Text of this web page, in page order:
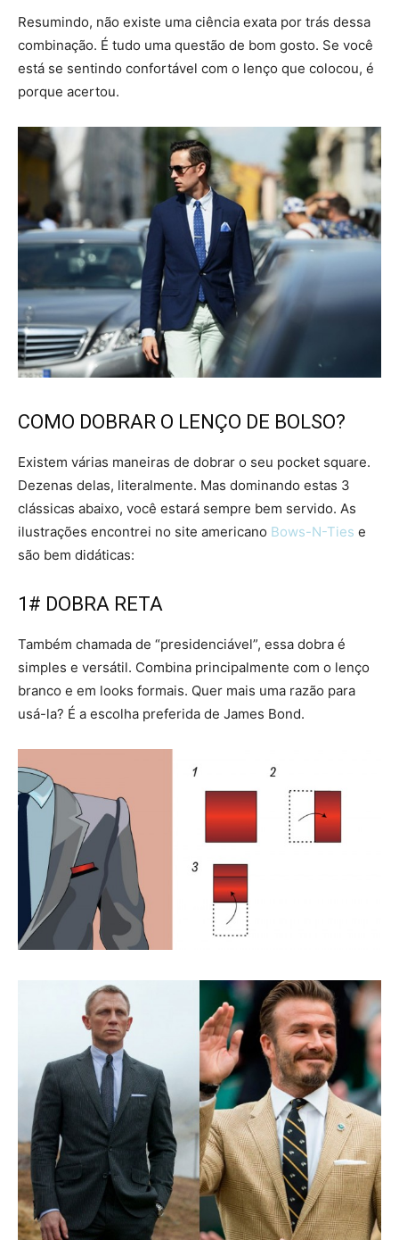
Resumindo, não existe uma ciência exata por trás dessa
combinação. É tudo uma questão de bom gosto. Se você
está se sentindo confortável com o lenço que colocou, é
porque acertou.
COMO DOBRAR O LENÇO DE BOLSO?
Existem várias maneiras de dobrar o seu pocket square.
Dezenas delas, literalmente. Mas dominando estas 3
clássicas abaixo, você estará sempre bem servido. As
ilustrações encontrei no site americano Bows-N-Ties e
são bem didáticas:
1# DOBRA RETA
Também chamada de “presidenciável”, essa dobra é
simples e versátil. Combina principalmente com o lenço
branco e em looks formais. Quer mais uma razão para
usá-la? É a escolha preferida de James Bond.